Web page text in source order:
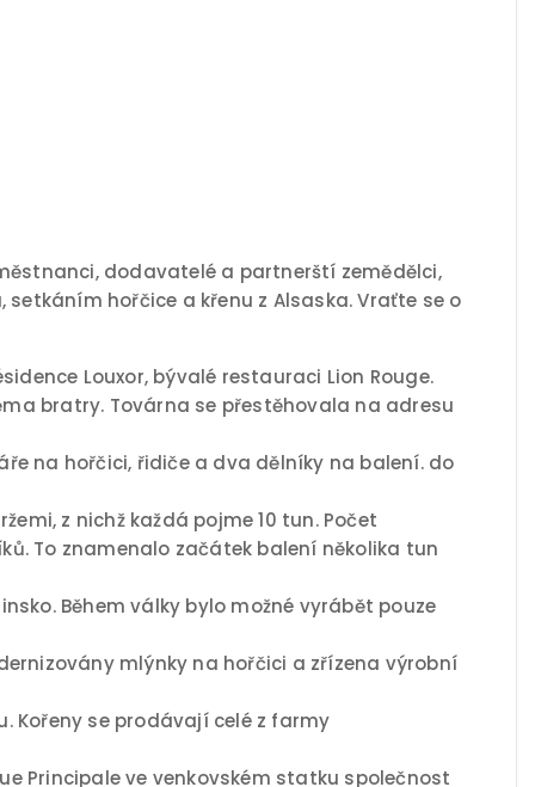
dodavatelé a partnerští zemědělci,
hořčice a křenu z Alsaska. Vraťte se o
Louxor, bývalé restauraci Lion Rouge.
bratry. Továrna se přestěhovala na adresu
na hořčici, řidiče a dva dělníky na balení. do
z nichž každá pojme 10 tun. Počet
To znamenalo začátek balení několika tun
Během války bylo možné vyrábět pouze
mlýnky na hořčici a zřízena výrobní
Kořeny se prodávají celé z farmy
Principale ve venkovském statku společnost